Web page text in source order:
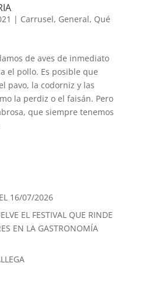
| Carrusel, General, Qué
de aves de inmediato
el pollo. Es posible que
pavo, la codorniz y las
la perdiz o el faisán. Pero
que siempre tenemos
16/07/2026
EL FESTIVAL QUE RINDE
EN LA GASTRONOMÍA